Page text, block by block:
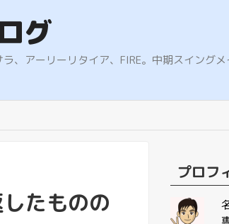
グ
アーリーリタイア、FIRE。中期スイング
たものの
プロフ